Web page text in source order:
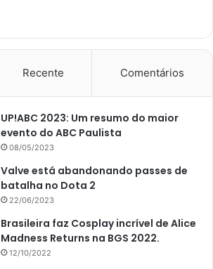
Recente Comentários
UP!ABC 2023: Um resumo do maior
evento do ABC Paulista
08/05/2023
Valve está abandonando passes de
batalha no Dota 2
22/06/2023
Brasileira faz Cosplay incrível de Alice
Madness Returns na BGS 2022.
12/10/2022